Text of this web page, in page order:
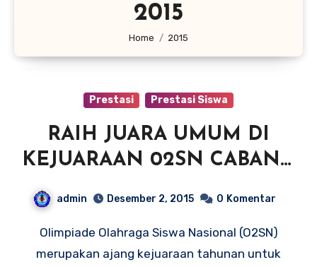
2015
Home 2015
Prestasi Prestasi Siswa
RAIH JUARA UMUM DI
KEJUARAAN 02SN CABANG
ATLETIK DAN JUARA 3 TENIS
admin Desember 2, 2015 0 Komentar
Olimpiade Olahraga Siswa Nasional (O2SN)
merupakan ajang kejuaraan tahunan untuk